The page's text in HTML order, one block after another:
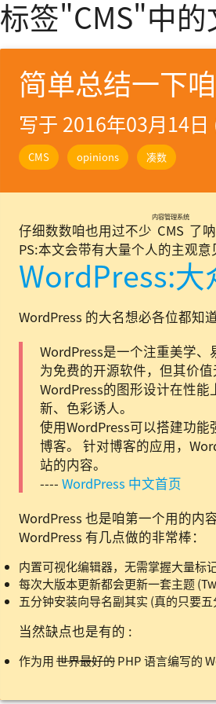
标签"CMS"中的
简单总结一下
CMS opinions 凑数
仔细数数咱也用过不少 CMS
内容管理系统
了
PS:本文会带有大量个人的主观
WordPress:大
WordPress 的大名想必各位都知道
WordPress是一个注重美学
为免费的开源软件，但其价值
WordPress的图形设计在性
新、色彩诱人。
使用WordPress可以搭建功
博客。 针对博客的应用，
站的内容。
----WordPress 中文首页
WordPress 也是咱第一个用的内
WordPress 有几点做的非常棒：
内置可视化编辑器，无需掌握大量标
每次大版本更新都会更新一套主题
五分钟安装向导名副其实 (真的只要
当然缺点也是有的 :
作为用世界最好的PHP 语言编写的